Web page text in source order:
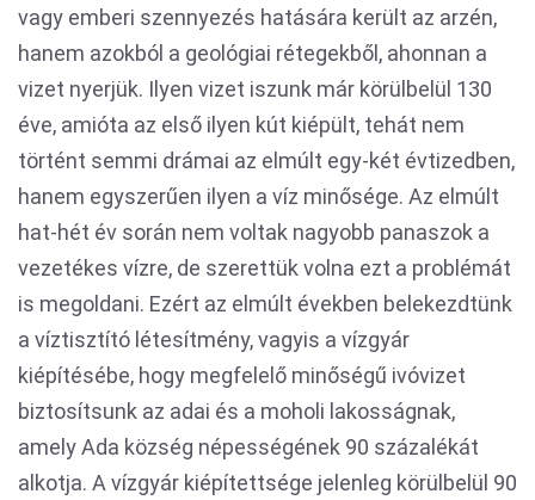
vagy emberi szennyezés hatására került az arzén,
hanem azokból a geológiai rétegekből, ahonnan a
vizet nyerjük. Ilyen vizet iszunk már körülbelül 130
éve, amióta az első ilyen kút kiépült, tehát nem
történt semmi drámai az elmúlt egy-két évtizedben,
hanem egyszerűen ilyen a víz minősége. Az elmúlt
hat-hét év során nem voltak nagyobb panaszok a
vezetékes vízre, de szerettük volna ezt a problémát
is megoldani. Ezért az elmúlt években belekezdtünk
a víztisztító létesítmény, vagyis a vízgyár
kiépítésébe, hogy megfelelő minőségű ivóvizet
biztosítsunk az adai és a moholi lakosságnak,
amely Ada község népességének 90 százalékát
alkotja. A vízgyár kiépítettsége jelenleg körülbelül 90